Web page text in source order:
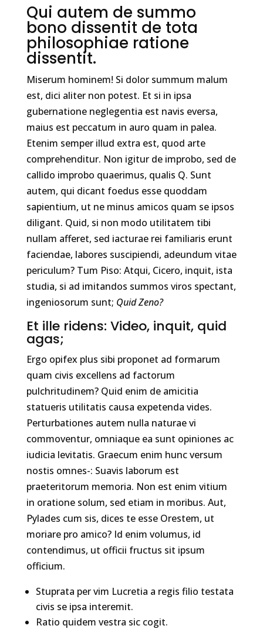
Qui autem de summo
bono dissentit de tota
philosophiae ratione
dissentit.
Miserum hominem! Si dolor summum malum
est, dici aliter non potest. Et si in ipsa
gubernatione neglegentia est navis eversa,
maius est peccatum in auro quam in palea.
Etenim semper illud extra est, quod arte
comprehenditur. Non igitur de improbo, sed de
callido improbo quaerimus, qualis Q. Sunt
autem, qui dicant foedus esse quoddam
sapientium, ut ne minus amicos quam se ipsos
diligant. Quid, si non modo utilitatem tibi
nullam afferet, sed iacturae rei familiaris erunt
faciendae, labores suscipiendi, adeundum vitae
periculum? Tum Piso: Atqui, Cicero, inquit, ista
studia, si ad imitandos summos viros spectant,
ingeniosorum sunt; Quid Zeno?
Et ille ridens: Video, inquit, quid
agas;
Ergo opifex plus sibi proponet ad formarum
quam civis excellens ad factorum
pulchritudinem? Quid enim de amicitia
statueris utilitatis causa expetenda vides.
Perturbationes autem nulla naturae vi
commoventur, omniaque ea sunt opiniones ac
iudicia levitatis. Graecum enim hunc versum
nostis omnes-: Suavis laborum est
praeteritorum memoria. Non est enim vitium
in oratione solum, sed etiam in moribus. Aut,
Pylades cum sis, dices te esse Orestem, ut
moriare pro amico? Id enim volumus, id
contendimus, ut officii fructus sit ipsum
officium.
Stuprata per vim Lucretia a regis filio testata
civis se ipsa interemit.
Ratio quidem vestra sic cogit.